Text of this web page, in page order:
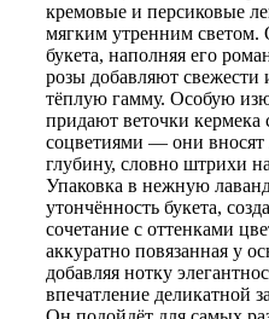
кремовые и персиковые
мягким утренним светом.
букета, наполняя его
розы добавляют
тёплую гамму. Особую
придают веточки
соцветиями — они вносят
глубину, словно штрихи
Упаковка в нежную
утончённость букета,
сочетание с оттенками
аккуратно повязанная у
добавляя нотку
впечатление деликатной